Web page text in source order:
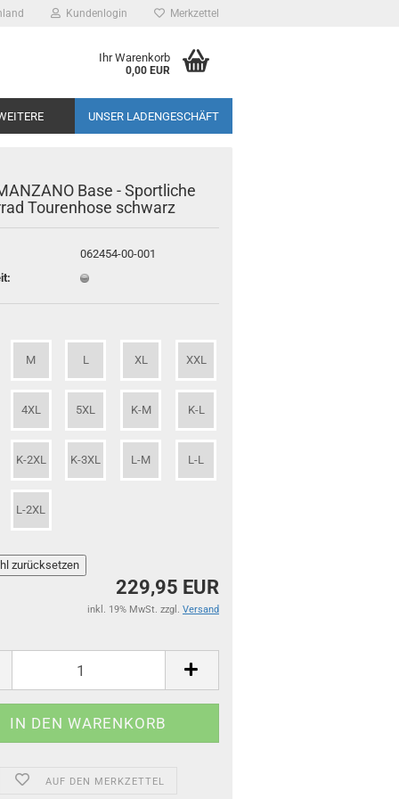
Kundenlogin Merkzettel
Ihr Warenkorb
0,00 EUR
UNSER LADENGESCHÄFT
Base - Sportliche
Tourenhose schwarz
062454-00-001
M L XL XXL
4XL 5XL K-M K-L
K-2XL K-3XL L-M L-L
L-2XL
229,95 EUR
inkl. 19% MwSt. zzgl. Versand
AUF DEN MERKZETTEL